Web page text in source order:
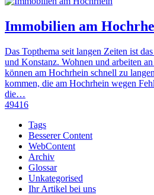
Immobilien am
Das Topthema seit langen Zeiten ist
und Konstanz. Wohnen und arbeiten
können am Hochrhein schnell zu
kommen, die am Hochrhein wegen
die…
49416
Tags
Besserer Content
WebContent
Archiv
Glossar
Unkategorised
Ihr Artikel bei uns